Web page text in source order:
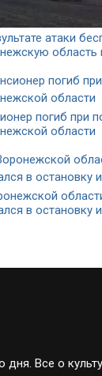
атаки
область
погиб при
области
в остановку
Все о